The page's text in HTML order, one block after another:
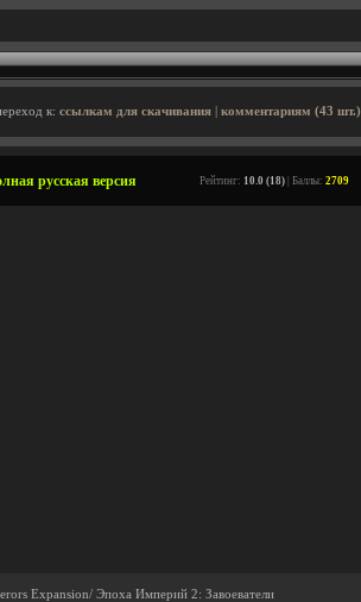
к: ссылкам для скачивания комментариям (43 шт.)
русская версия Рейтинг: 10.0 (18) | Баллы: 2709
Expansion/ Эпоха Империй 2: Завоеватели